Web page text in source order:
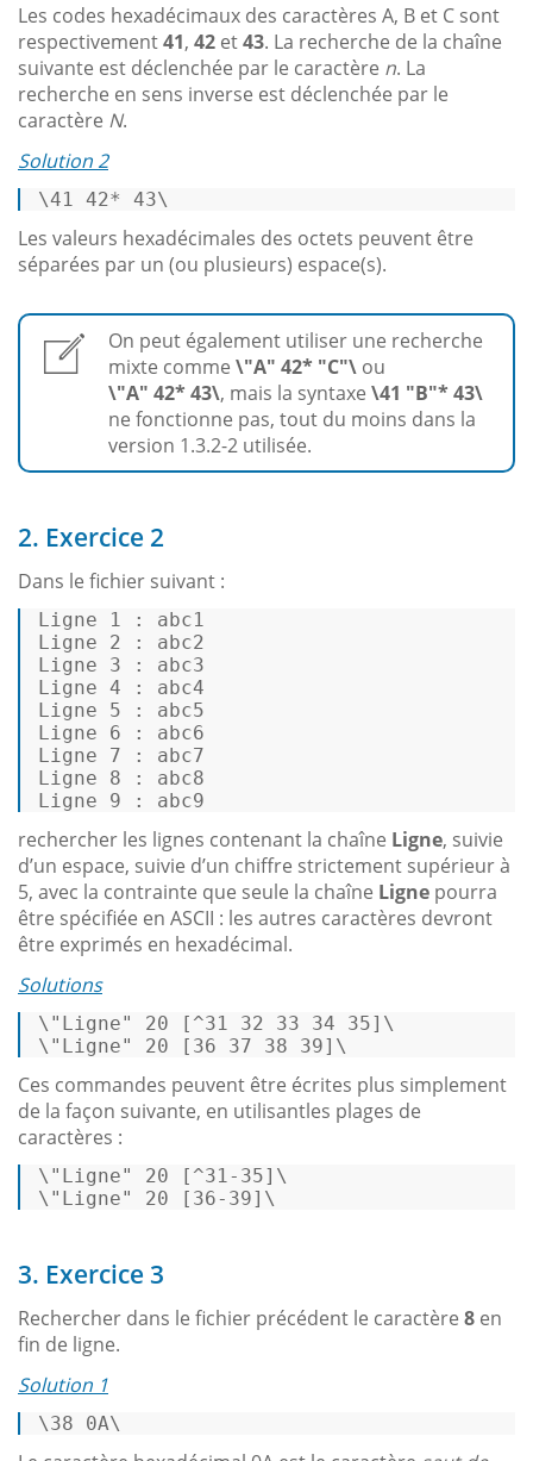
Les codes hexadécimaux des caractères A, B et C sont
respectivement41, 42 et43. La recherche de la chaîne
suivante est déclenchée par le caractère n. La
recherche en sens inverse est déclenchée par le
caractère N.
Solution 2
\41 42* 43\
Les valeurs hexadécimales des octets peuvent être
séparées par un (ou plusieurs) espace(s).
On peut également utiliser une recherche
mixte comme \"A" 42* "C"\ ou
\"A" 42* 43\, mais la syntaxe \41 "B"* 43\
ne fonctionne pas, tout du moins dans la
version 1.3.2-2 utilisée.
2. Exercice 2
Dans le fichier suivant :
Ligne 1 :
abc1
Ligne 2 :
abc2
Ligne 3 :
abc3
Ligne 4 :
abc4
Ligne 5 :
abc5
Ligne 6 :
abc6
Ligne 7 :
abc7
Ligne 8 :
abc8
Ligne 9 :
abc9
rechercher les lignes contenant la chaîne Ligne, suivie
d’un espace, suivie d’un chiffre strictement supérieur à
5, avec la contrainte que seule la chaîne Ligne pourra
être spécifiée en ASCII : les autres caractères devront
être exprimés en hexadécimal.
Solutions
\"Ligne" 20 [^31 32 33 34 35]\
\"Ligne"
20 [36 37 38 39]\
Ces commandes peuvent être écrites plus simplement
de la façon suivante, en utilisantles plages de
caractères :
\"Ligne" 20 [^31-35]\
\"Ligne"
20 [36-39]\
3. Exercice 3
Rechercher dans le fichier précédent le caractère 8 en
fin de ligne.
Solution 1
\38 0A\